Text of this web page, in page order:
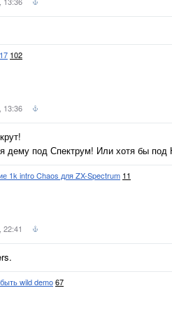
102
13:36
дему под Спектрум! Или хотя бы под
1k intro Chaos для ZX-Spectrum 11
22:41
wild demo67